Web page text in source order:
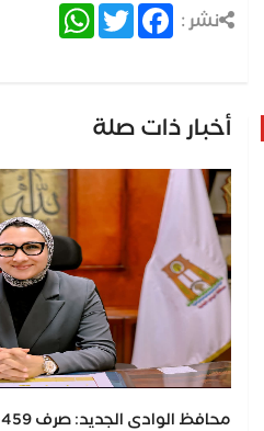
نشر : Facebook
Twitter
WhatsApp
أخبار ذات صلة